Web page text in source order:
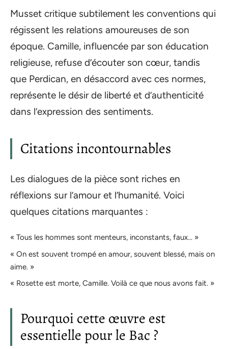
Musset critique subtilement les conventions qui
régissent les relations amoureuses de son
époque. Camille, influencée par son éducation
religieuse, refuse d’écouter son cœur, tandis
que Perdican, en désaccord avec ces normes,
représente le désir de liberté et d’authenticité
dans l’expression des sentiments.
Citations incontournables
Les dialogues de la pièce sont riches en
réflexions sur l’amour et l’humanité. Voici
quelques citations marquantes :
« Tous les hommes sont menteurs, inconstants, faux… »
« On est souvent trompé en amour, souvent blessé, mais on
aime. »
« Rosette est morte, Camille. Voilà ce que nous avons fait. »
Pourquoi cette œuvre est
essentielle pour le Bac ?